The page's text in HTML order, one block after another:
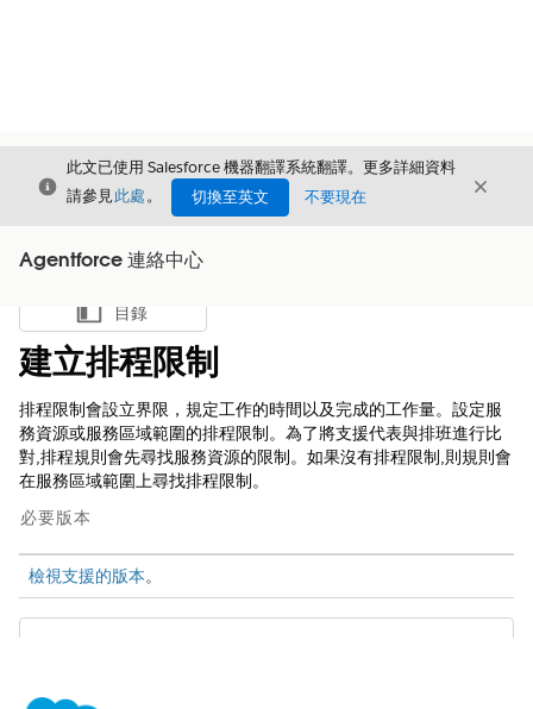
結束
此文已使用 Salesforce 機器翻譯系統翻譯。更多詳細資料
請參見此處。 切換至英文 不要現在 結束
Agentforce 連絡中心
顯示目錄
目錄
建立排程限制
排程限制會設立界限，規定工作的時間以及完成的工作量。設定服
務資源或服務區域範圍的排程限制。為了將支援代表與排班進行比
對,排程規則會先尋找服務資源的限制。如果沒有排程限制,則規則會
在服務區域範圍上尋找排程限制。
必要版本
檢視支援的版本。